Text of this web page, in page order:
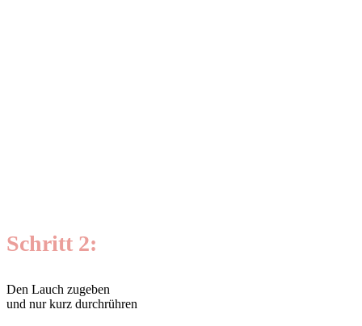
Schritt 2:
Den Lauch zugeben
und nur kurz durchrühren